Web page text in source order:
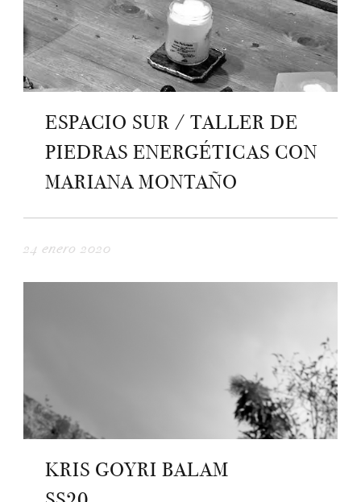
ESPACIO SUR / TALLER DE
PIEDRAS ENERGÉTICAS CON
MARIANA MONTAÑO
24 enero 2020
KRIS GOYRI BALAM